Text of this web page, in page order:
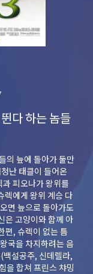
다 하는 놈들
난 태클이 들어온
피오나가 왕위를
면 늪으로 돌아가도
은 고양이와 함께 아
국을 차지하려는 음
백설공주, 신데렐라,
을 합쳐 프린스 챠밍